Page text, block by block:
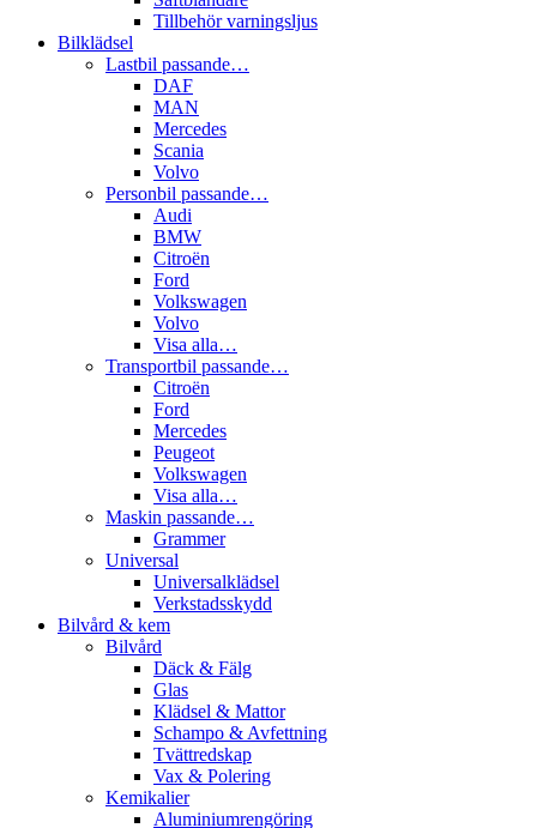
Tillbehör varningsljus
Bilklädsel
Lastbil passande…
DAF
MAN
Mercedes
Scania
Volvo
Personbil passande…
Audi
BMW
Citroën
Ford
Volkswagen
Volvo
Visa alla…
Transportbil passande…
Citroën
Ford
Mercedes
Peugeot
Volkswagen
Visa alla…
Maskin passande…
Grammer
Universal
Universalklädsel
Verkstadsskydd
Bilvård & kem
Bilvård
Däck & Fälg
Glas
Klädsel & Mattor
Schampo & Avfettning
Tvättredskap
Vax & Polering
Kemikalier
Aluminiumrengöring